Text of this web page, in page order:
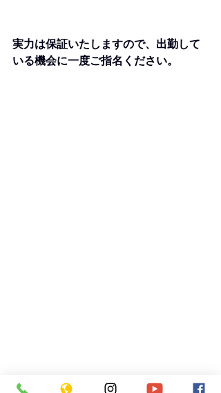
実力は保証いたしますので、出勤して
いる機会に一度ご指名ください。